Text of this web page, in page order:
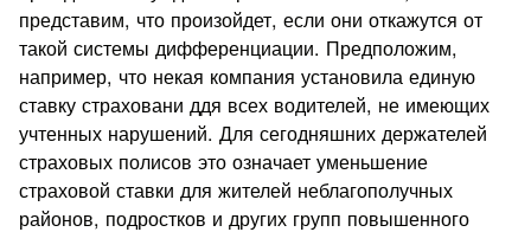
представим, что произойдет, если они откажутся от
такой системы дифференциации. Предположим,
например, что некая компания установила единую
ставку страховани ддя всех водителей, не имеющих
учтенных нарушений. Для сегодняшних держателей
страховых полисов это означает уменьшение
страховой ставки для жителей неблагополучных
районов, подростков и других групп повышенного